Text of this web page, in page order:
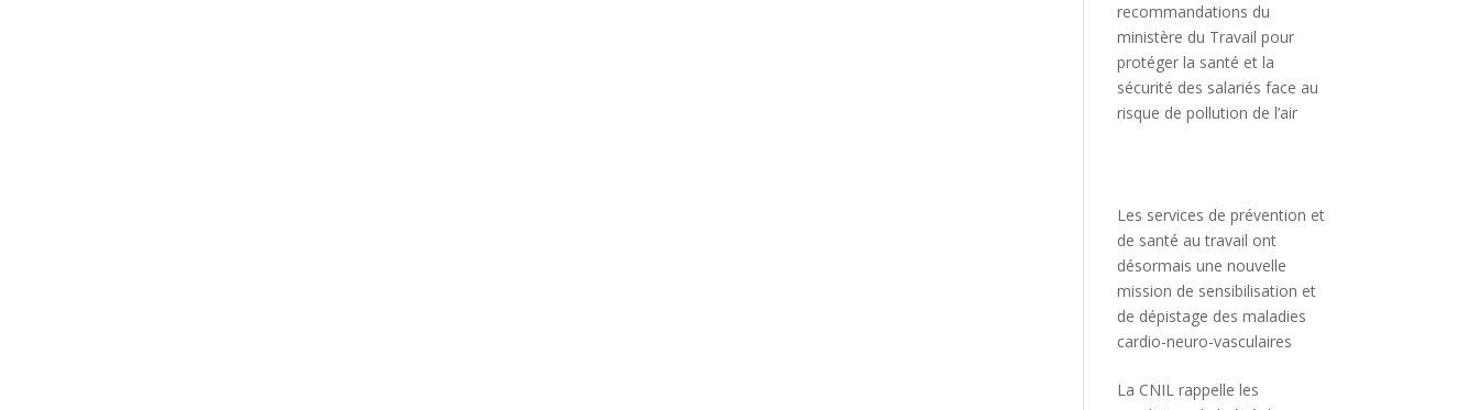
recommandations du
ministère du Travail pour
protéger la santé et la
sécurité des salariés face au
risque de pollution de l’air
Les services de prévention et
de santé au travail ont
désormais une nouvelle
mission de sensibilisation et
de dépistage des maladies
cardio-neuro-vasculaires
La CNIL rappelle les